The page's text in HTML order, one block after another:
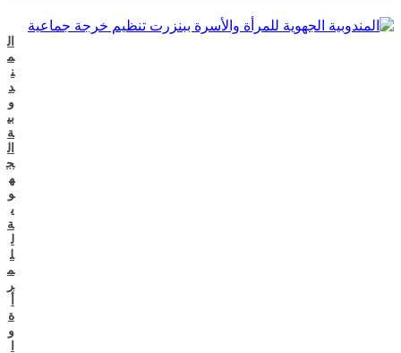
ال
م
ن
د
و
بي
ة
ال
ج
ه
و
ي
ة
ل
ل
م
ر
ة
و